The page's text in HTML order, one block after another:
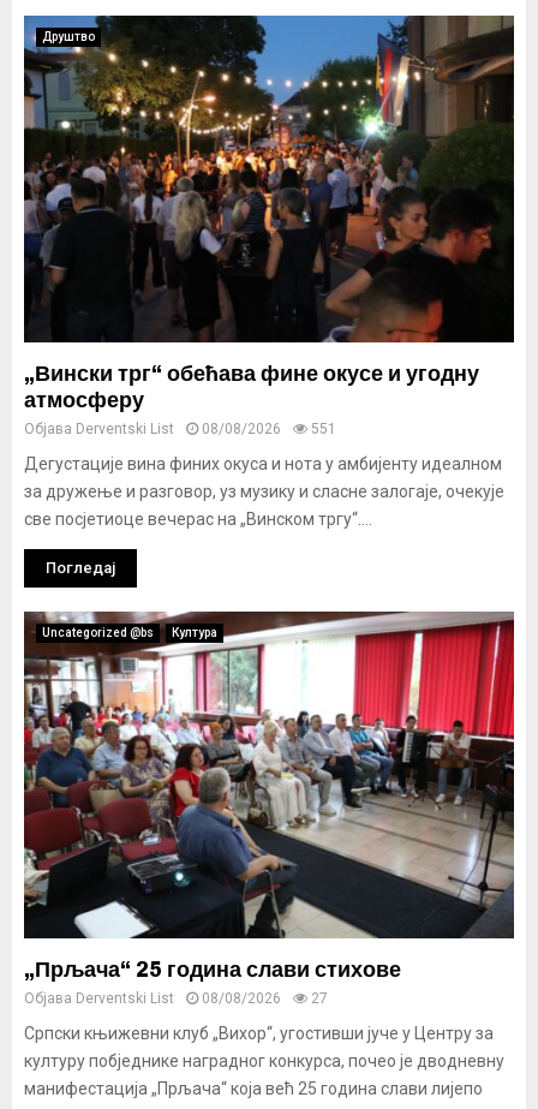
Друштво
„Вински трг“ обећава фине окусе и угодну
атмосферу
Објава Derventski List 08/08/2026 551
Дегустације вина финих окуса и нота у амбијенту идеалном
за дружење и разговор, уз музику и сласне залогаје, очекује
све посјетиоце вечерас на „Винском тргу“....
Погледај
Uncategorized @bs Култура
„Прљача“ 25 година слави стихове
Објава Derventski List 08/08/2026 27
Српски књижевни клуб „Вихор“, угостивши јуче у Центру за
културу побједнике наградног конкурса, почео је дводневну
манифестација „Прљача“ која већ 25 година слави лијепо